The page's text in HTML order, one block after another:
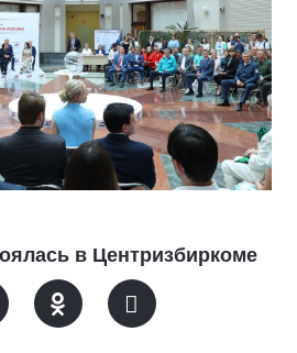
в Центризбиркоме